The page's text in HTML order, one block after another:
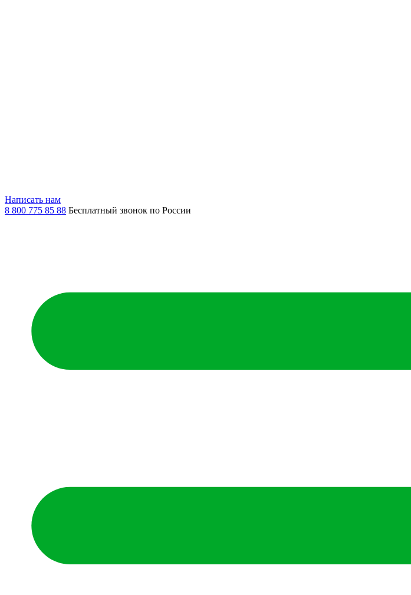
Написать нам
8 800 775 85 88 Бесплатный звонок по России